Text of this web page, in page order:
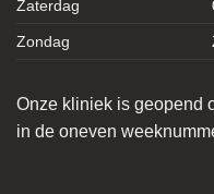
Zaterdag
Zondag
Onze kliniek is geopend
in de oneven